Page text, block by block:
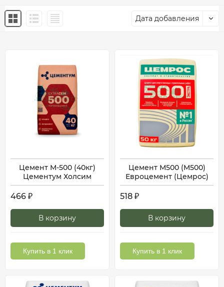
Дата добавления
Цемент М-500 (40кг)
Цементум Холсим
466 ₽
В корзину
Купить в 1 клик
Цемент М500 (M500)
Евроцемент (Цемрос)
518 ₽
В корзину
Купить в 1 клик